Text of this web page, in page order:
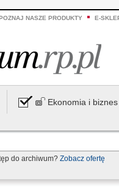
NASZE PRODUKTY E-
Ekonomia i biznes
do archiwum? Zobacz ofertę